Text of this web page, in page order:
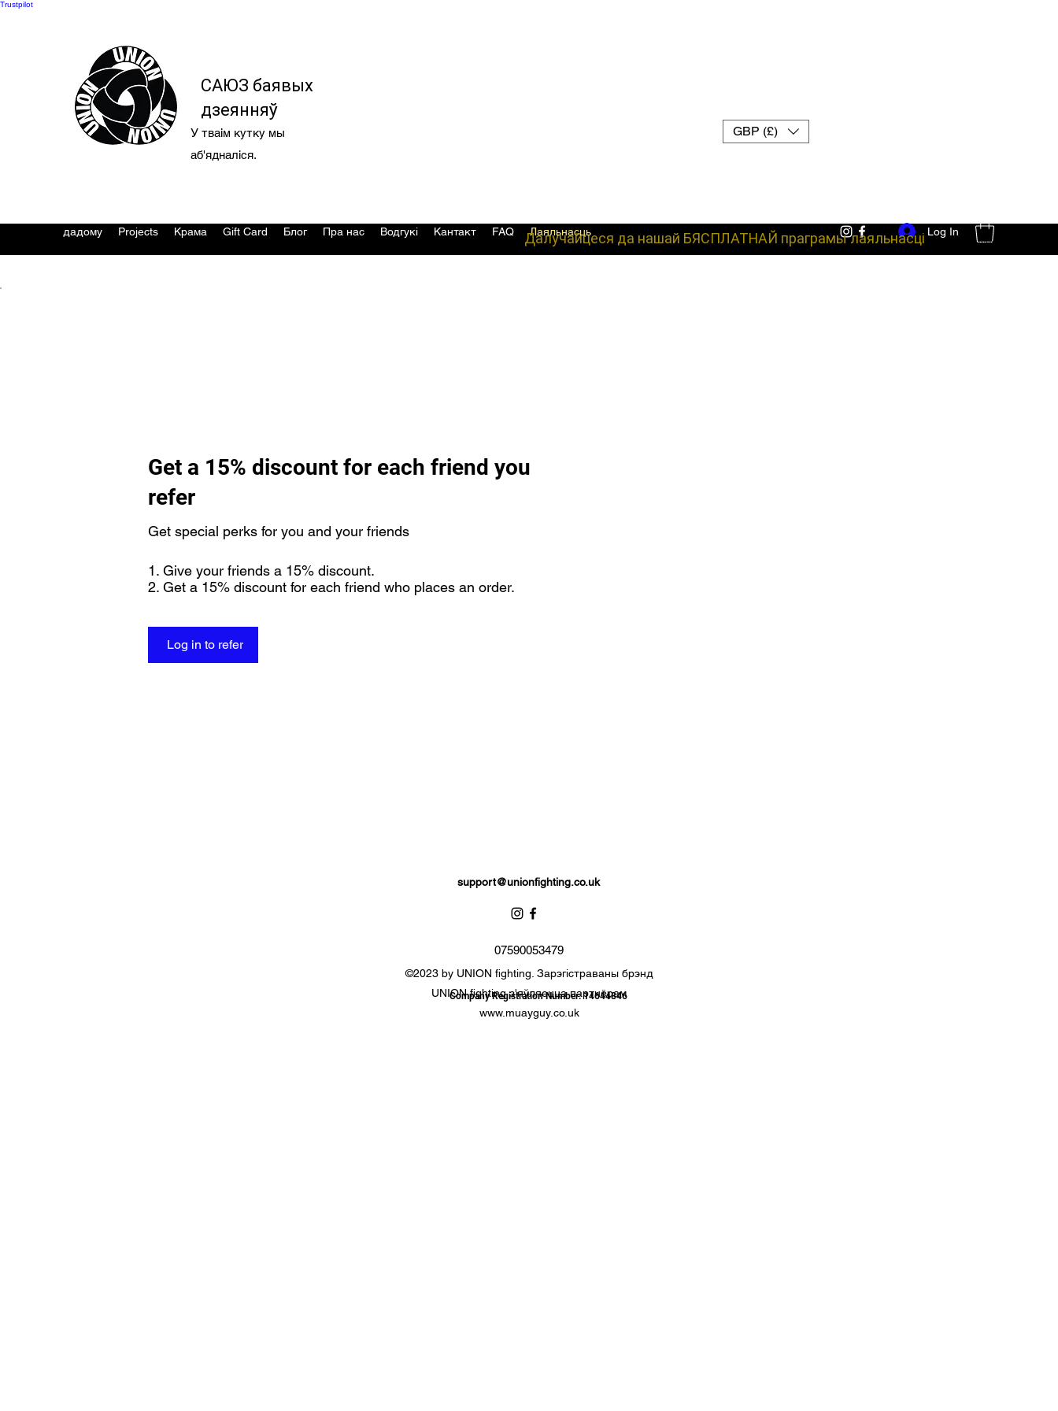
Trustpilot
САЮЗ баявых
дзеянняў
У тваім кутку мы
аб'ядналіся.
GBP (£)
дадому Projects Крама Gift Card Блог Пра нас Водгукі Кантакт FAQ Лаяльнасць Log In
Далучайцеся да нашай БЯСПЛАТНАЙ праграмы лаяльнасці баявое абсталяванне пальчаткі для муай-тай
Get a 15% discount for each friend you
refer
Get special perks for you and your friends
Give your friends a 15% discount.
Get a 15% discount for each friend who places an order.
Log in to refer
support@unionfighting.co.uk
07590053479
©2023 by UNION fighting. Зарэгістраваны брэнд
UNION fighting з'яўляецца партнёрам
www.muayguy.co.uk
Company Registration Number: 14644846